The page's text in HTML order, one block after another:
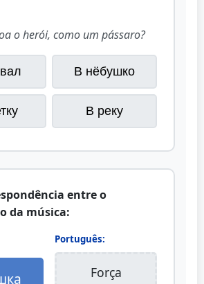
o herói, como um pássaro?
В нёбушко
В реку
entre o
da música:
Português:
Força